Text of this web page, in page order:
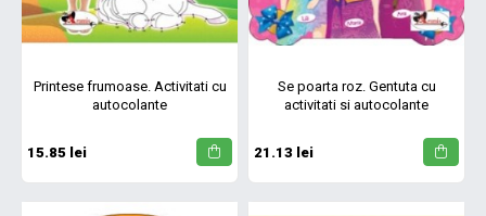
Printese frumoase. Activitati cu
autocolante
15.85 lei
Se poarta roz. Gentuta cu
activitati si autocolante
21.13 lei